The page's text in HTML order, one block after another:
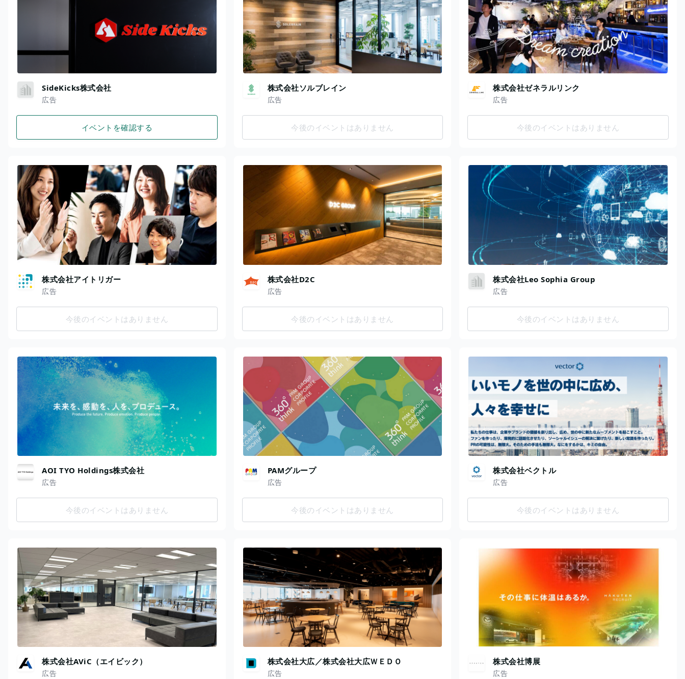
SideKicks株式会社
広告
イベントを確認する
株式会社ソルブレイン
広告
今後のイベントはありません
株式会社ゼネラルリンク
広告
今後のイベントはありません
株式会社アイトリガー
広告
今後のイベントはありません
株式会社D2C
広告
今後のイベントはありません
株式会社Leo Sophia Group
広告
今後のイベントはありません
AOI TYO Holdings株式会社
広告
今後のイベントはありません
PAMグループ
広告
今後のイベントはありません
株式会社ベクトル
広告
今後のイベントはありません
株式会社AViC（エイビック）
広告
株式会社大広／株式会社大広ＷＥＤＯ
広告
株式会社博展
広告